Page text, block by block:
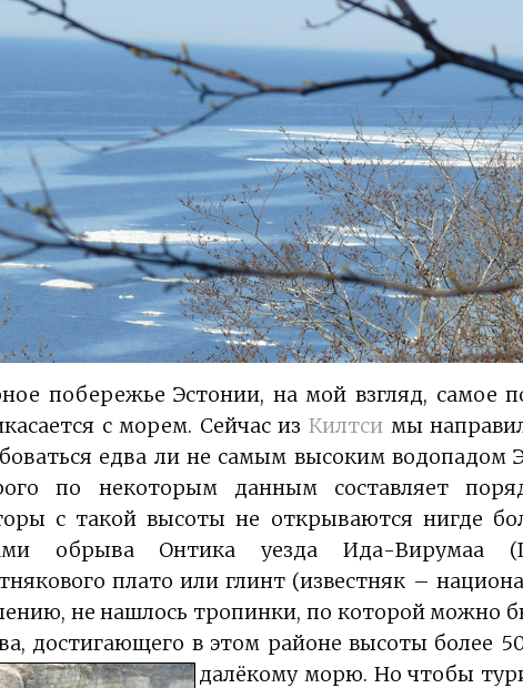
побережье Эстонии, на мой взгляд, самое
с морем. Сейчас из Килтси мы
едва ли не самым высоким водопадом
по некоторым данным составляет
с такой высоты не открываются нигде
обрыва Онтика уезда Ида-Вирумаа
плато или глинт (известняк –
не нашлось тропинки, по которой можно
достигающего в этом районе высоты более
далёкому морю. Но чтобы